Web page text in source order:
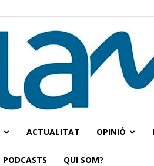
ACTUALITAT OPINIÓ
QUI SOM?